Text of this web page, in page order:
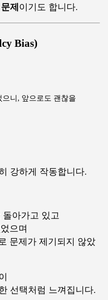
제 이기도 합니다.
Bias)
니, 앞으로도 괜찮을
강하게 작동합니다.
아가고 있고
으며
문제가 제기되지 않았
선택처럼 느껴집니다.